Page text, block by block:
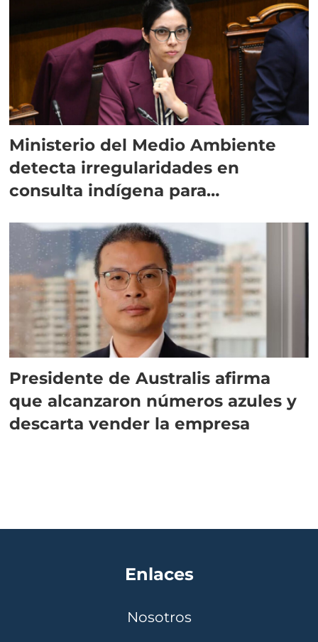
Ministerio del Medio Ambiente
detecta irregularidades en
consulta indígena para
Presidente de Australis afirma
que alcanzaron números azules y
descarta vender la empresa
Enlaces
Nosotros